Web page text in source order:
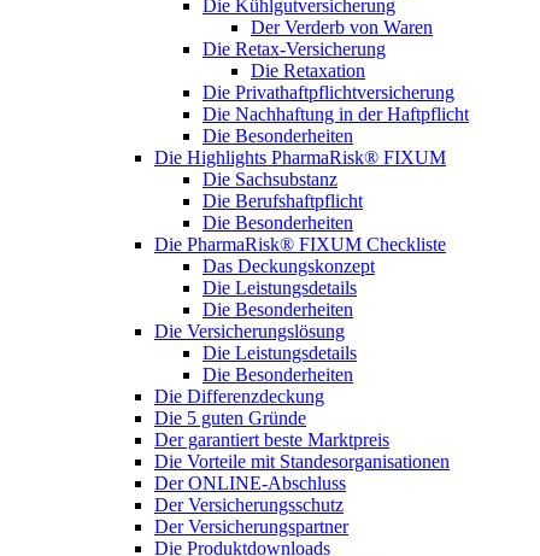
Die Kühlgutversicherung
Der Verderb von Waren
Die Retax-Versicherung
Die Retaxation
Die Privathaftpflichtversicherung
Die Nachhaftung in der Haftpflicht
Die Besonderheiten
Die Highlights PharmaRisk® FIXUM
Die Sachsubstanz
Die Berufshaftpflicht
Die Besonderheiten
Die PharmaRisk® FIXUM Checkliste
Das Deckungskonzept
Die Leistungsdetails
Die Besonderheiten
Die Versicherungslösung
Die Leistungsdetails
Die Besonderheiten
Die Differenzdeckung
Die 5 guten Gründe
Der garantiert beste Marktpreis
Die Vorteile mit Standesorganisationen
Der ONLINE-Abschluss
Der Versicherungsschutz
Der Versicherungspartner
Die Produktdownloads